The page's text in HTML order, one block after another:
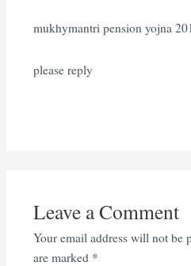
mukhymantri pension yojna
please reply
Leave a Comment
Your email address will not be
are marked *